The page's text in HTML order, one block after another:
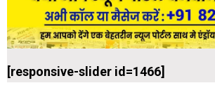
[responsive-slider id=1466]